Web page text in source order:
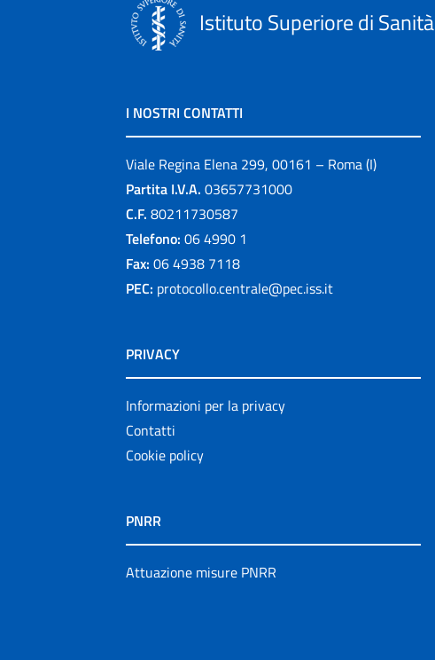
Istituto Superiore di Sanità
I NOSTRI CONTATTI
Viale Regina Elena 299, 00161 – Roma (I)
Partita I.V.A. 03657731000
C.F. 80211730587
Telefono: 06 4990 1
Fax: 06 4938 7118
PEC: protocollo.centrale@pec.iss.it
PRIVACY
Informazioni per la privacy
Contatti
Cookie policy
PNRR
Attuazione misure PNRR